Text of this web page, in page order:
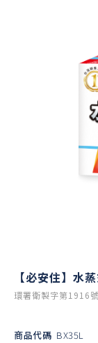
【必安住】水
環署衛製字第1916號
商品代碼 BX35L